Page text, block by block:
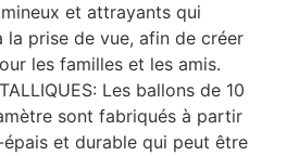
et attrayants qui
la prise de vue, afin de créer
les familles et les amis.
Les ballons de 10
sont fabriqués à partir
et durable qui peut être